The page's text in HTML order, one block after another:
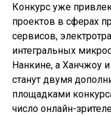
Конкурс уже
проектов в сферах
сервисов,
интегральных
Нанкине, а Ханчжоу
станут двумя
площадками
число онлайн-